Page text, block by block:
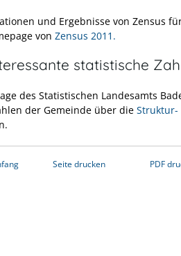
und Ergebnisse von Zensus
von Zensus 2011.
statistische
des Statistischen Landesamts
der Gemeinde über die Struktur-
Seite drucken PDF